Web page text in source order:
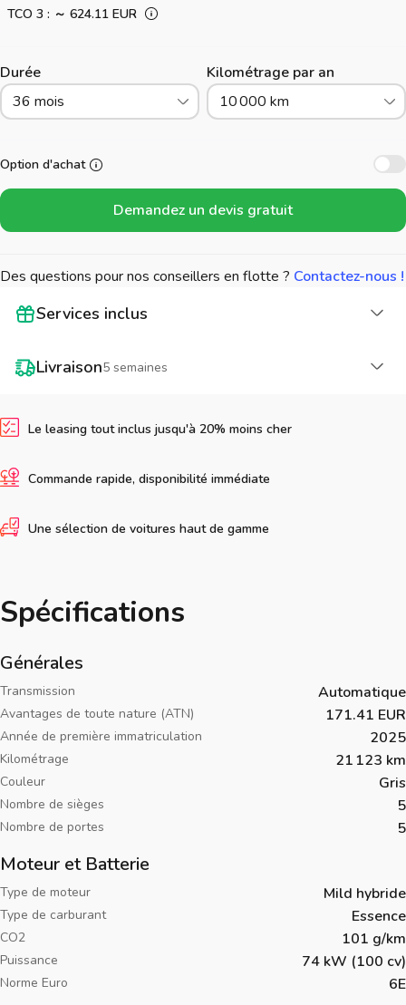
TCO 3 : ～ 624.11 EUR
Durée
36 mois
Kilométrage par an
10 000 km
Option d'achat
Demandez un devis gratuit
Des questions pour nos conseillers en flotte ? Contactez-nous !
Services inclus
Livraison5 semaines
Le leasing tout inclus jusqu'à 20% moins cher
Commande rapide, disponibilité immédiate
Une sélection de voitures haut de gamme
Spécifications
Générales
Transmission Automatique
Avantages de toute nature (ATN) 171.41 EUR
Année de première immatriculation 2025
Kilométrage 21 123 km
Couleur Gris
Nombre de sièges 5
Nombre de portes 5
Moteur et Batterie
Type de moteur Mild hybride
Type de carburant Essence
CO2 101 g/km
Puissance 74 kW (100 cv)
Norme Euro 6E